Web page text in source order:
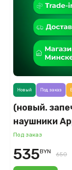
(новый.
наушники
(MTJV3)
Под заказ
Новый Под заказ
535BYN 650